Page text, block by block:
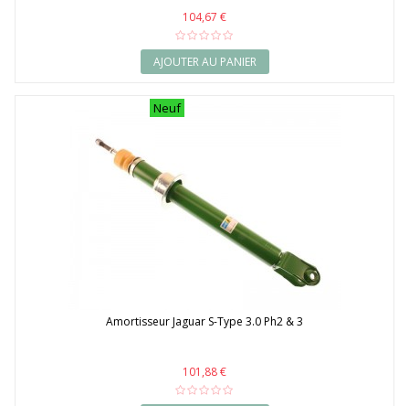
104,67 €
AJOUTER AU PANIER
Neuf
Amortisseur Jaguar S-Type 3.0 Ph2 & 3
101,88 €